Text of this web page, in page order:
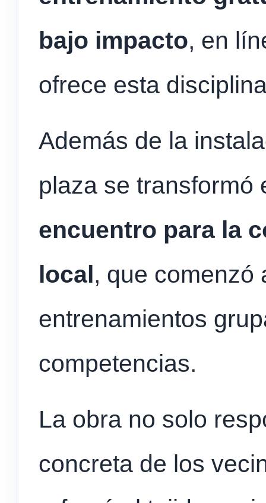
bajo impacto, en
ofrece esta
Además de la
plaza se transformó
encuentro para la
local, que comenzó
entrenamientos
competencias.
La obra no solo
concreta de los